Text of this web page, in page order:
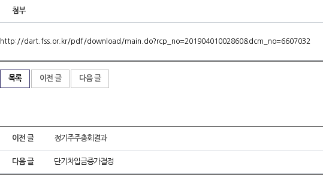
첨부
http://dart.fss.or.kr/pdf/download/main.do?rcp_no=20190401002860&dcm_no=6607032
목록 이전 글 다음 글
이전 글 정기주주총회결과
다음 글 단기차입금증가결정